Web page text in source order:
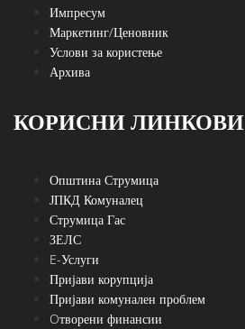
Импресум
Маркетинг/Ценовник
Услови за користење
Архива
КОРИСНИ ЛИНКОВИ
Општина Струмица
ЈПКД Комуналец
Струмица Гас
ЗЕЛС
E-Услуги
Пријави корупција
Пријави комунален проблем
Oтворени финансии